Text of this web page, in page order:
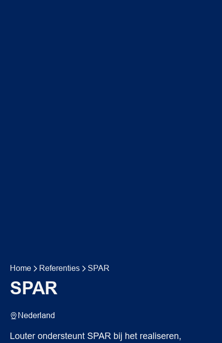
Home Referenties SPAR
SPAR
Nederland
Louter ondersteunt SPAR bij het realiseren,